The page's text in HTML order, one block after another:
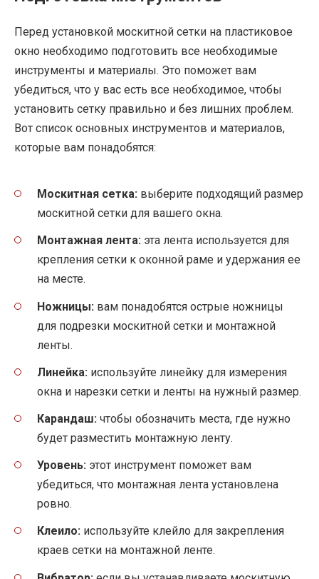
Перед установкой москитной сетки на пластиковое
окно необходимо подготовить все необходимые
инструменты и материалы. Это поможет вам
убедиться, что у вас есть все необходимое, чтобы
установить сетку правильно и без лишних проблем.
Вот список основных инструментов и материалов,
которые вам понадобятся:
Москитная сетка: выберите подходящий размер
москитной сетки для вашего окна.
Монтажная лента: эта лента используется для
крепления сетки к оконной раме и удержания ее
на месте.
Ножницы: вам понадобятся острые ножницы
для подрезки москитной сетки и монтажной
ленты.
Линейка: используйте линейку для измерения
окна и нарезки сетки и ленты на нужный размер.
Карандаш: чтобы обозначить места, где нужно
будет разместить монтажную ленту.
Уровень: этот инструмент поможет вам
убедиться, что монтажная лента установлена
ровно.
Клеило: используйте клейло для закрепления
краев сетки на монтажной ленте.